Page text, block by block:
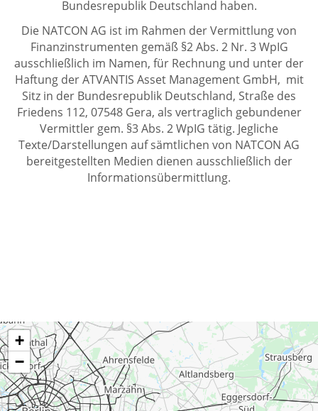
Bundesrepublik Deutschland haben.
Die NATCON AG ist im Rahmen der Vermittlung von
Finanzinstrumenten gemäß §2 Abs. 2 Nr. 3 WpIG
ausschließlich im Namen, für Rechnung und unter der
Haftung der ATVANTIS Asset Management GmbH, mit
Sitz in der Bundesrepublik Deutschland, Straße des
Friedens 112, 07548 Gera, als vertraglich gebundener
Vermittler gem. §3 Abs. 2 WpIG tätig. Jegliche
Texte/Darstellungen auf sämtlichen von NATCON AG
bereitgestellten Medien dienen ausschließlich der
Informationsübermittlung.
+
−